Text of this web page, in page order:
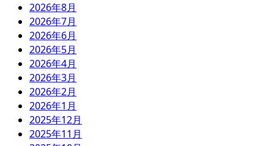
2026年8月
2026年7月
2026年6月
2026年5月
2026年4月
2026年3月
2026年2月
2026年1月
2025年12月
2025年11月